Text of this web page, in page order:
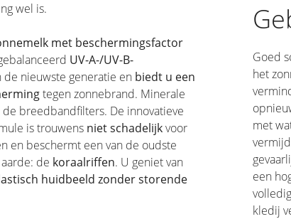
wel is.
met beschermingsfactor
UV-A-/UV-B-
de nieuwste generatie en biedt u een
tegen zonnebrand. Minerale
breedbandfilters. De innovatieve
is trouwens niet schadelijkvoor
en beschermt een van de oudste
de koraalriffen. U geniet van
huidbeeld zonder storende
Goed
het
met
een
kledij